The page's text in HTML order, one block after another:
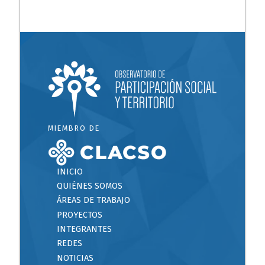
MIEMBRO DE
INICIO
QUIÉNES SOMOS
ÁREAS DE TRABAJO
PROYECTOS
INTEGRANTES
REDES
NOTICIAS